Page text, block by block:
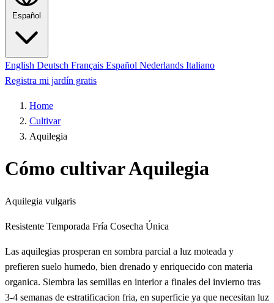
Español
English Deutsch Français Español Nederlands Italiano
Registra mi jardín gratis
Home
Cultivar
Aquilegia
Cómo cultivar Aquilegia
Aquilegia vulgaris
Resistente Temporada Fría Cosecha Única
Las aquilegias prosperan en sombra parcial a luz moteada y
prefieren suelo humedo, bien drenado y enriquecido con materia
organica. Siembra las semillas en interior a finales del invierno tras
3-4 semanas de estratificacion fria, en superficie ya que necesitan luz